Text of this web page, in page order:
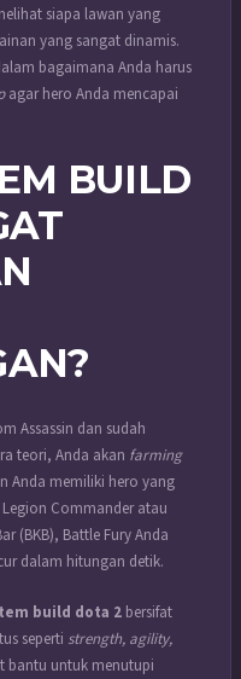
siapa lawan yang
yang sangat dinamis.
bagaimana Anda harus
agar hero Anda mencapai
BUILD
Assassin dan sudah
teori, Anda akan farming
Anda memiliki hero yang
Legion Commander atau
(BKB), Battle Fury Anda
dalam hitungan detik.
build dota 2 bersifat
seperti strength, agility,
bantu untuk menutupi